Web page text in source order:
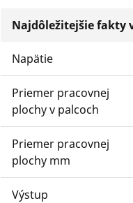
Najdôležitejšie fakty
Napätie
Priemer pracovnej
plochy v palcoch
Priemer pracovnej
plochy mm
Výstup